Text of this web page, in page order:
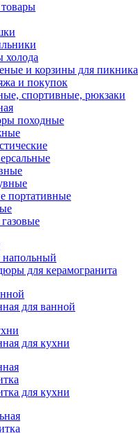
холода
и корзины для пикника
и покупок
спортивные, рюкзаки
походные
портативные
напольный
для керамогранита
для ванной
для кухни
для кухни